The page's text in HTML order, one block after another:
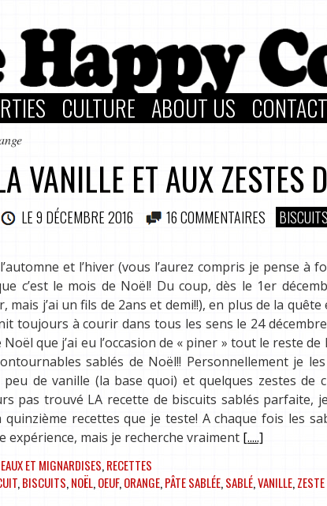
CULTURE ABOUT US CONTACT
VANILLE ET AUX ZESTES
LE9 DÉCEMBRE 2016 16 COMMENTAIRES
et l’hiver (vous l’aurez compris je pense à
c’est le mois de Noël! Du coup, dès le 1er
mais j’ai un fils de 2ans et demi!!), en plus de la
toujours à courir dans tous les sens le 24
que j’ai eu l’occasion de « piner » tout le reste
sablés de Noël!! Personnellement je
de vanille (la base quoi) et quelques zestes de
pas trouvé LA recette de biscuits sablés parfaite,
recettes que je teste! A chaque fois les
expérience, mais je recherche vraiment [.....]
ET MIGNARDISES,RECETTES
,BISCUITS,NOËL,OEUF,ORANGE,PÂTE SABLÉE,SABLÉ,VANILLE,